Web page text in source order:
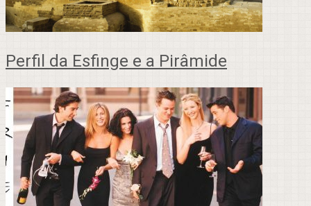
Perfil da Esfinge e a Pirâmide